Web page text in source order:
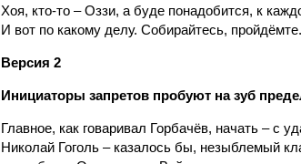
Хоя, кто-то – Оззи, а буде понадобится, к
И вот по какому делу. Собирайтесь, пройдёмте.
Версия 2
Инициаторы запретов пробуют на зуб
Главное, как говаривал Горбачёв, начать – с
Николай Гоголь – казалось бы, незыблемый